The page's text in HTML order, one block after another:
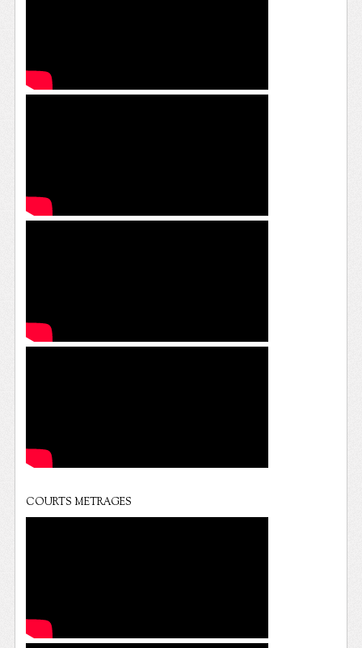
COURTS METRAGES